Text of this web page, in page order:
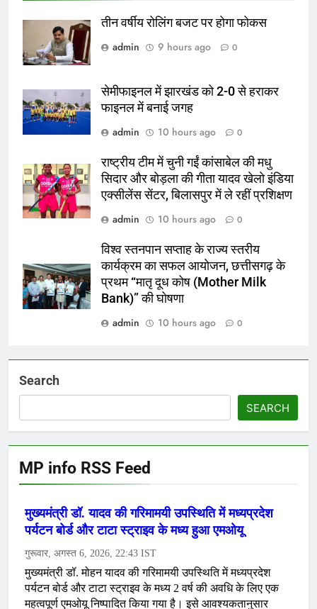
तीन वर्षीय रोलिंग बजट पर होगा फोकस
admin
9 hours ago 0
सेमीफाइनल में झारखंड को 2-0 से हराकर
फाइनल में बनाई जगह
admin
10 hours ago 0
राष्ट्रीय टीम में चुनी गईं कांसाबेल की मधु
सिदार और बोड़ला की गीता यादव खेलो इंडिया
एक्सीलेंस सेंटर, बिलासपुर में ले रहीं प्रशिक्षण
admin
10 hours ago 0
विश्व स्तनपान सप्ताह के राज्य स्तरीय
कार्यक्रम का सफल आयोजन, छत्तीसगढ़ के
प्रथम “मातृ दूध कोष (Mother Milk
Bank)” की घोषणा
admin
10 hours ago 0
Search
SEARCH
MP info RSS Feed